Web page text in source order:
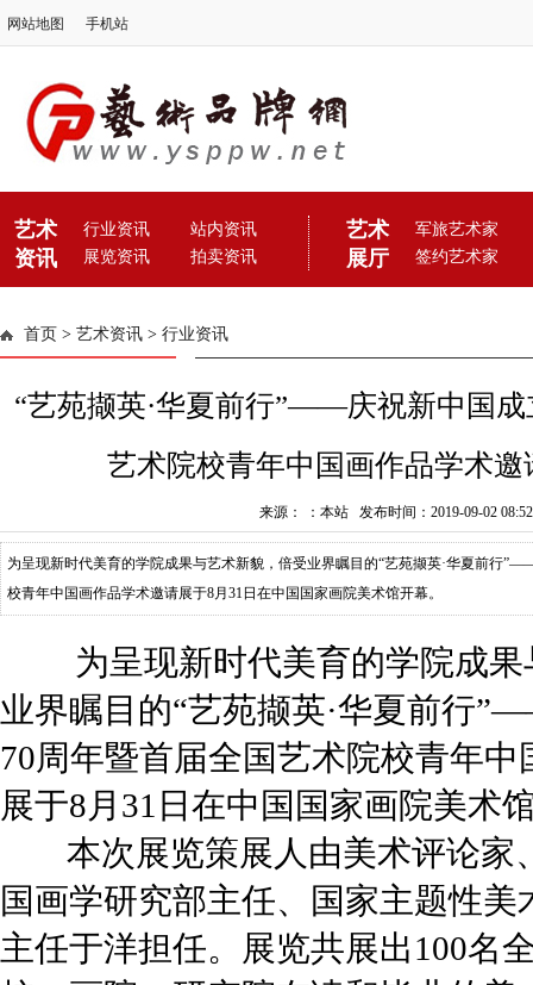
网站地图 手机站
艺术
资讯
行业资讯
站内资讯
展览资讯
拍卖资讯
艺术
展厅
军旅艺术家
签约艺术家
首页 > 艺术资讯 > 行业资讯
“艺苑撷英·华夏前行”——庆祝新中国成
艺术院校青年中国画作品学术
来源： ：本站 发布时间：2019-09-02
为呈现新时代美育的学院成果与艺术新貌，倍受业界瞩目的“艺苑撷英·华夏前行
校青年中国画作品学术邀请展于8月31日在中国国家画院美术馆开幕。
为呈现新时代美育的学院成
业界瞩目的“艺苑撷英·华夏前行
70周年暨首届全国艺术院校青年
展于8月31日在中国国家画院美术
本次展览策展人由美术评论家
国画学研究部主任、国家主题性美
主任于洋担任。展览共展出100名